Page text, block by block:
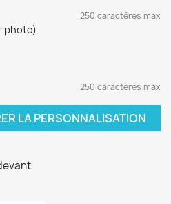
250 caractères max
photo)
250 caractères max
LA PERSONNALISATION